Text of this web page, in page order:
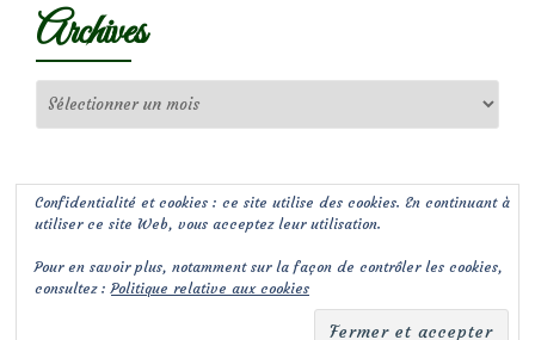
Archives
Confidentialité et cookies : ce site utilise des cookies. En continuant à
utiliser ce site Web, vous acceptez leur utilisation.
Pour en savoir plus, notamment sur la façon de contrôler les cookies,
consultez :Politique relative aux cookies